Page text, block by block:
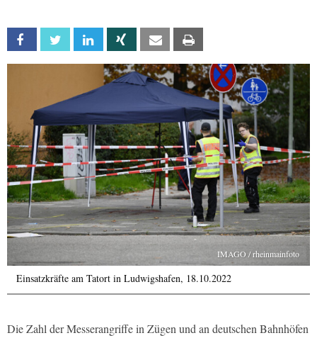
Facebook Twitter Linkedin Xing Email
IMAGO / rheinmainfoto
Einsatzkräfte am Tatort in Ludwigshafen, 18.10.2022
Die Zahl der Messerangriffe in Zügen und an deutschen Bahnhöfen